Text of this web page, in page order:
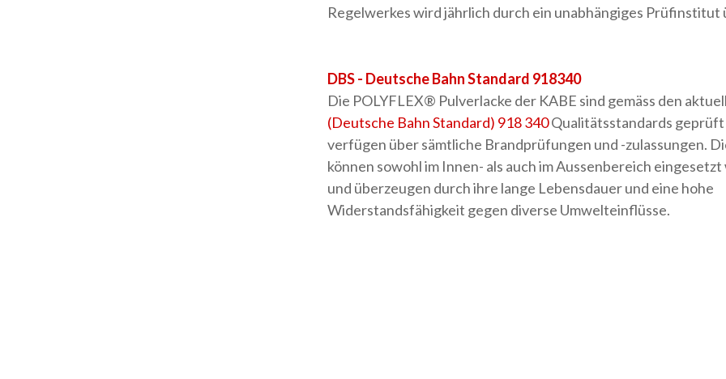
Regelwerkes wird jährlich durch ein unabhängiges
DBS - Deutsche Bahn Standard 918340
Die POLYFLEX® Pulverlacke der KABE sind gemäss den
(Deutsche Bahn Standard) 918 340Qualitätsstandards geprüft
verfügen über sämtliche Brandprüfungen und -zulassungen.
können sowohl im Innen- als auch im Aussenbereich
und überzeugen durch ihre lange Lebensdauer und eine hohe
Widerstandsfähigkeit gegen diverse Umwelteinflüsse.